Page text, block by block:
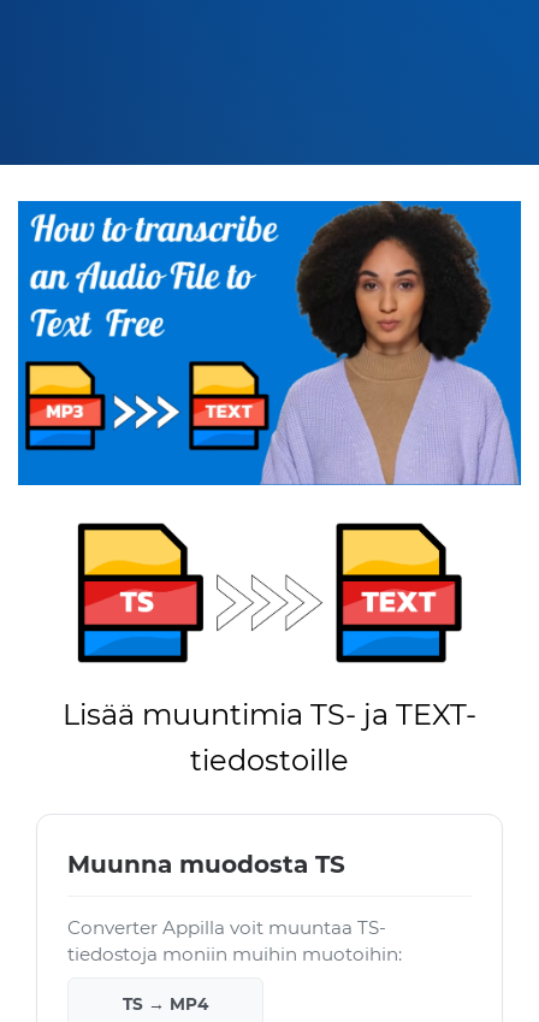
Lisää muuntimia TS- ja TEXT-
tiedostoille
Muunna muodosta TS
Converter Appilla voit muuntaa TS-
tiedostoja moniin muihin muotoihin:
TS → MP4